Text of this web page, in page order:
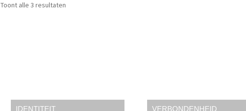
Toont alle 3 resultaten
IDENTITEIT VERBONDENHEID